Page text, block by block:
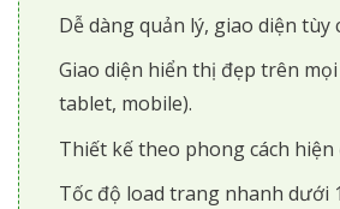
Dễ dàng quản lý, giao diện tùy
Giao diện hiển thị đẹp trên
tablet, mobile).
Thiết kế theo phong cách
Tốc độ load trang nhanh dưới